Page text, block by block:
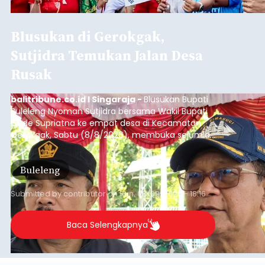
Blusukan di Gerokgak,
Sutjidra Temukan Jalan Desa
Rusak
balitribune.co.id I Singaraja - Blusukan Bupati
Buleleng Nyoman Sutjidra bersama Wakil Bupati
Gede Supriatna ke empat desa di Kecamatan
Gerokgak, Sabtu (8/8/2026), membuka sejumlah
persoalan yang masih dihadapi masyarakat. Dari
jalan desa yang rusak hingga potensi pertanian
yang belum optimal, semuanya menjadi
perhatian pemerintah daerah.
Buleleng
Submitted bycontributoronSun, 08/09/2026 - 18:16
Baca Selengkapnya